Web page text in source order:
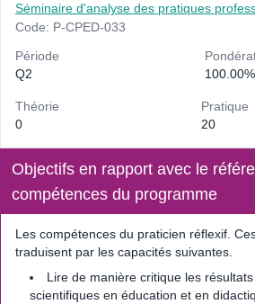
Séminaire d'analyse des pratiques
Code: P-CPED-033
Période
Q2
100.00%
Théorie
0
Pratique
20
Objectifs en rapport avec le
compétences du programme
Les compétences du praticien réflexif.
traduisent par les capacités suivantes.
Lire de manière critique les
scientifiques en éducation et en